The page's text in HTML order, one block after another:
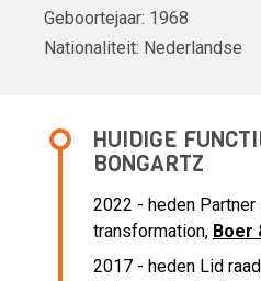
Geboortejaar: 1968
Nationaliteit: Nederlandse
HUIDIGE
BONGARTZ
2022 - heden
transformation, Boer
2017 - heden Lid